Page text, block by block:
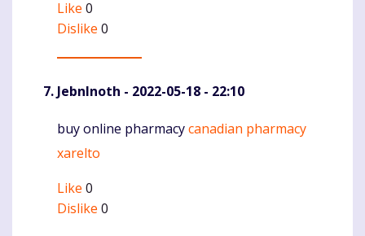
Like 0
Dislike 0
JebnInoth - 2022-05-18 - 22:10
Komentaras
buy online pharmacycanadian pharmacy
xarelto
Like 0
Dislike 0